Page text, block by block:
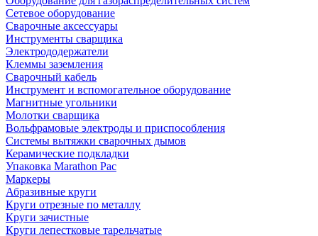
Сетевое оборудование
Сварочные аксессуары
Инструменты сварщика
Электрододержатели
Клеммы заземления
Сварочный кабель
Инструмент и вспомогательное оборудование
Магнитные угольники
Молотки сварщика
Вольфрамовые электроды и приспособления
Системы вытяжки сварочных дымов
Керамические подкладки
Упаковка Marathon Pac
Маркеры
Абразивные круги
Круги отрезные по металлу
Круги зачистные
Круги лепестковые тарельчатые